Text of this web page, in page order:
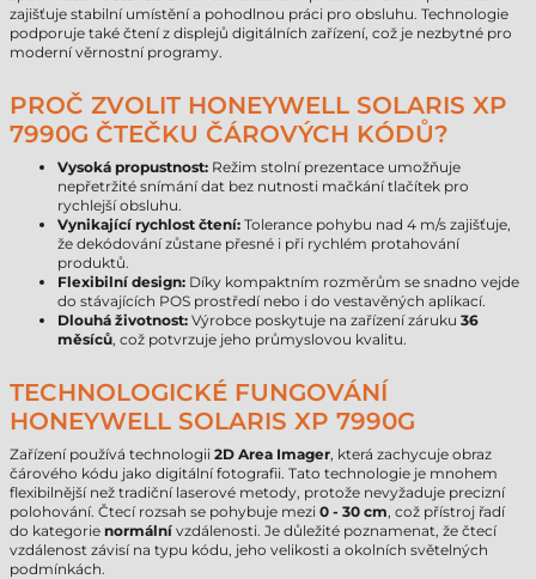
zajišťuje stabilní umístění a pohodlnou práci pro obsluhu. Technologie
podporuje také čtení z displejů digitálních zařízení, což je nezbytné pro
moderní věrnostní programy.
PROČ ZVOLIT HONEYWELL SOLARIS XP
7990G ČTEČKU ČÁROVÝCH KÓDŮ?
Vysoká propustnost: Režim stolní prezentace umožňuje
nepřetržité snímání dat bez nutnosti mačkání tlačítek pro
rychlejší obsluhu.
Vynikající rychlost čtení: Tolerance pohybu nad 4 m/s zajišťuje,
že dekódování zůstane přesné i při rychlém protahování
produktů.
Flexibilní design: Díky kompaktním rozměrům se snadno vejde
do stávajících POS prostředí nebo i do vestavěných aplikací.
Dlouhá životnost: Výrobce poskytuje na zařízení záruku 36
měsíců, což potvrzuje jeho průmyslovou kvalitu.
TECHNOLOGICKÉ FUNGOVÁNÍ
HONEYWELL SOLARIS XP 7990G
Zařízení používá technologii 2D Area Imager, která zachycuje obraz
čárového kódu jako digitální fotografii. Tato technologie je mnohem
flexibilnější než tradiční laserové metody, protože nevyžaduje precizní
polohování. Čtecí rozsah se pohybuje mezi 0 - 30 cm, což přístroj řadí
do kategorie normální vzdálenosti. Je důležité poznamenat, že čtecí
vzdálenost závisí na typu kódu, jeho velikosti a okolních světelných
podmínkách.